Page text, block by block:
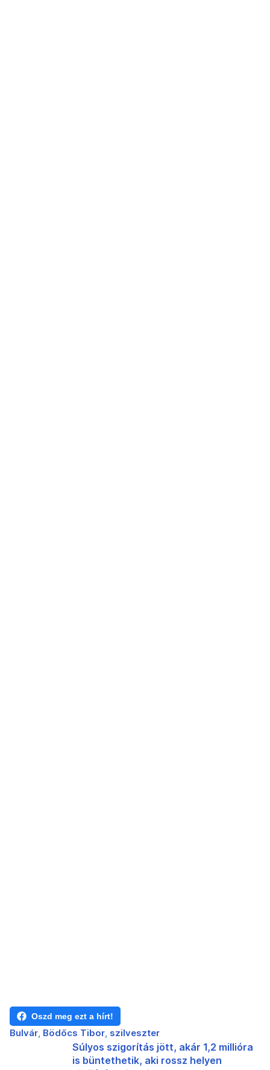
Oszd meg ezt a hírt!
Bulvár Bödőcs Tibor szilveszter
Súlyos szigorítás jött, akár 1,2 millióra
is büntethetik, aki rossz helyen